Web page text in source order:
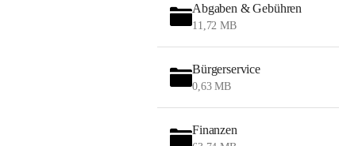
Abgaben & Gebühren
11,72 MB
Bürgerservice
0,63 MB
Finanzen